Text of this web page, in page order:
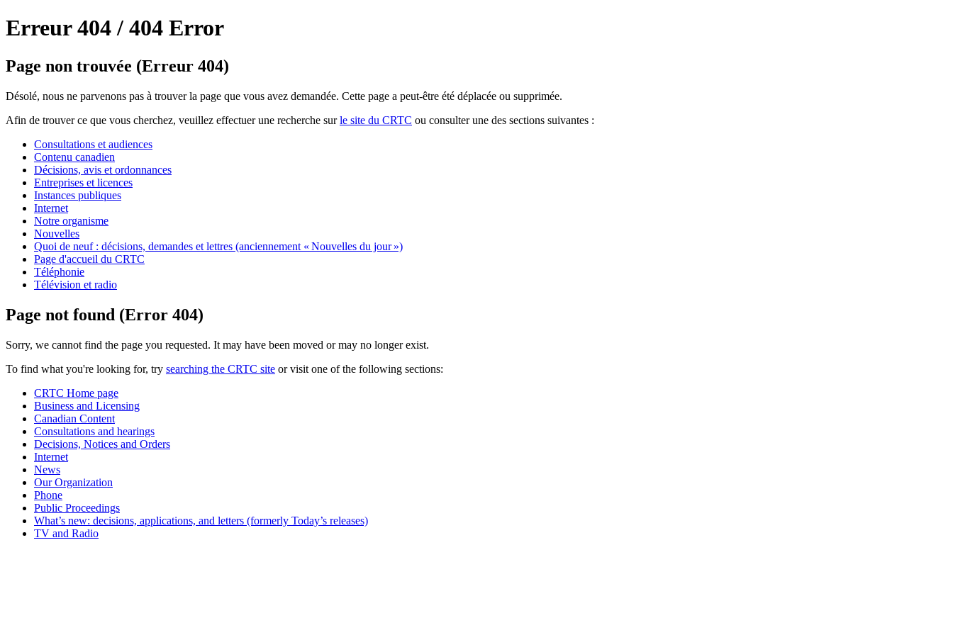
Erreur 404 / 404 Error
Page non trouvée (Erreur 404)
Désolé, nous ne parvenons pas à trouver la page que vous avez demandée. Cette page a peut-être été déplacée ou supprimée.
Afin de trouver ce que vous cherchez, veuillez effectuer une recherche surle site du CRTC ou consulter une des sections suivantes :
Consultations et audiences
Contenu canadien
Décisions, avis et ordonnances
Entreprises et licences
Instances publiques
Internet
Notre organisme
Nouvelles
Quoi de neuf : décisions, demandes et lettres (anciennement « Nouvelles du jour »)
Page d'accueil du CRTC
Téléphonie
Télévision et radio
Page not found (Error 404)
Sorry, we cannot find the page you requested. It may have been moved or may no longer exist.
To find what you're looking for, try searching the CRTC site or visit one of the following sections:
CRTC Home page
Business and Licensing
Canadian Content
Consultations and hearings
Decisions, Notices and Orders
Internet
News
Our Organization
Phone
Public Proceedings
What’s new: decisions, applications, and letters (formerly Today’s releases)
TV and Radio